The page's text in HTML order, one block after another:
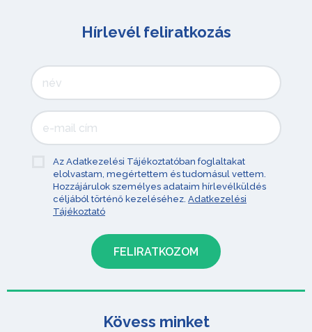
Hírlevél feliratkozás
Az Adatkezelési Tájékoztatóban foglaltakat
elolvastam, megértettem és tudomásul vettem.
Hozzájárulok személyes adataim hírlevélküldés
céljából történő kezeléséhez. Adatkezelési
Tájékoztató
Kövess minket